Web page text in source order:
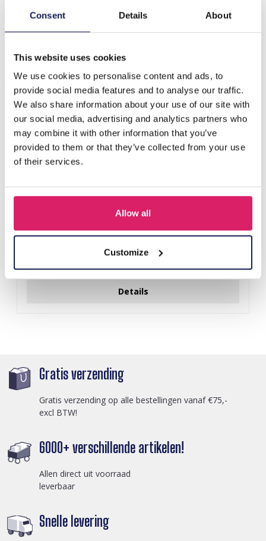
Consent Details About
This website uses cookies
We use cookies to personalise content and ads, to
provide social media features and to analyse our traffic.
We also share information about your use of our site with
our social media, advertising and analytics partners who
may combine it with other information that you’ve
provided to them or that they’ve collected from your use
of their services.
Allow all
Customize
Beschrijving
F-E18.5 B823-006G S. Steel Bracelet Layered
Anderen kochten ook
Login voor prijzen
Details
Gratis verzending
Gratis verzending op alle bestellingen vanaf €75,-
excl BTW!
6000+ verschillende artikelen!
Allen direct uit voorraad
leverbaar
Snelle levering